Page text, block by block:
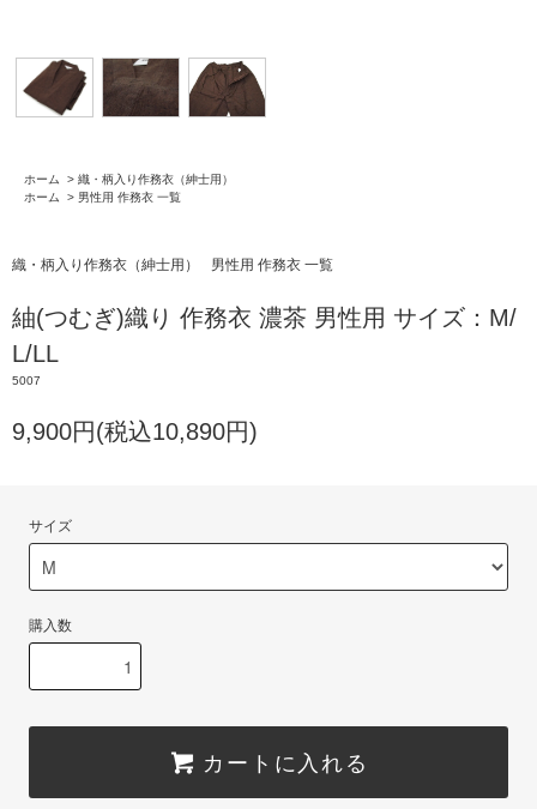
ホーム > 織・柄入り作務衣（紳士用）
ホーム
> 男性用 作務衣 一覧
織・柄入り作務衣（紳士用） 男性用 作務衣 一覧
紬(つむぎ)織り 作務衣 濃茶 男性用 サイズ：M/
L/LL
5007
9,900円(税込10,890円)
サイズ
購入数
カートに入れる